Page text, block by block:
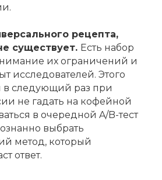
рецепта,
существует. Есть набор
их ограничений и
исследователей. Этого
в следующий раз при
не гадать на кофейной
в очередной A/B-тест
выбрать
метод, который
ответ.